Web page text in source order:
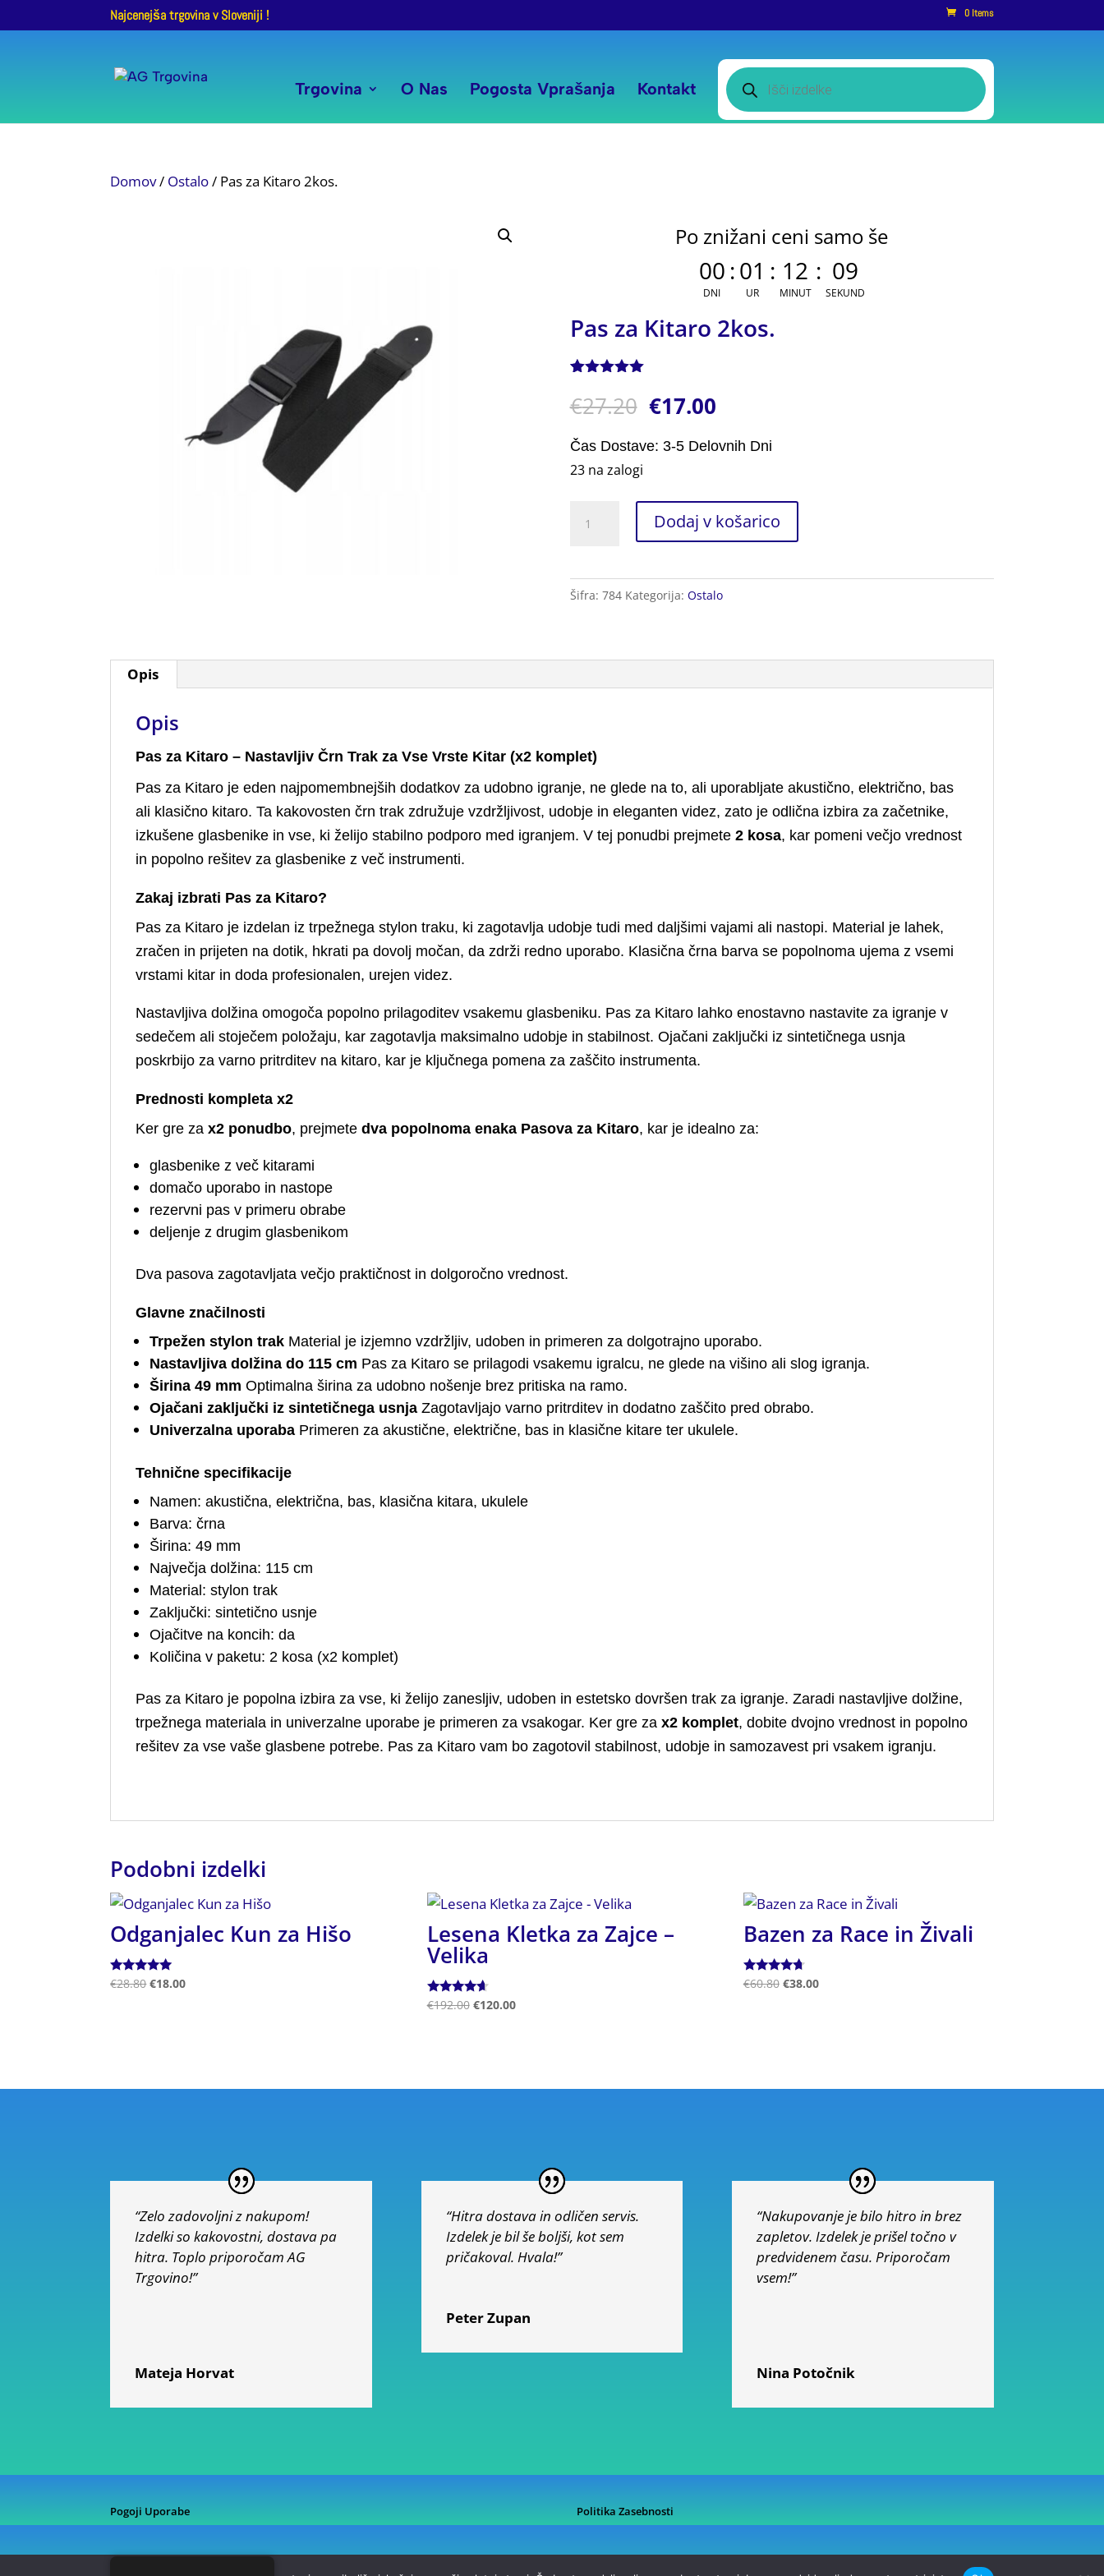
Najcenejša trgovina v Sloveniji ! 0 Items
Trgovina O Nas Pogosta Vprašanja Kontakt
Products
search
Domov/ Ostalo/ Pas za Kitaro 2kos.
Po znižani ceni samo še
00
DNI
:01
UR
: 12
MINUT
: 09
SEKUND
Pas za Kitaro 2kos.
5.00od 5
na podlagi
stranke
€27.20 €17.00
Čas Dostave: 3-5 Delovnih Dni
23 na zalogi
2kos.
količina
Dodaj v košarico
Šifra: 784 Kategorija: Ostalo
Opis
Opis
Pas za Kitaro – Nastavljiv Črn Trak za Vse Vrste Kitar (x2 komplet)
Pas za Kitaro je eden najpomembnejših dodatkov za udobno igranje, ne glede na to, ali uporabljate akustično, električno, bas
ali klasično kitaro. Ta kakovosten črn trak združuje vzdržljivost, udobje in eleganten videz, zato je odlična izbira za začetnike,
izkušene glasbenike in vse, ki želijo stabilno podporo med igranjem. V tej ponudbi prejmete2 kosa, kar pomeni večjo vrednost
in popolno rešitev za glasbenike z več instrumenti.
Zakaj izbrati Pas za Kitaro?
Pas za Kitaro je izdelan iz trpežnega stylon traku, ki zagotavlja udobje tudi med daljšimi vajami ali nastopi. Material je lahek,
zračen in prijeten na dotik, hkrati pa dovolj močan, da zdrži redno uporabo. Klasična črna barva se popolnoma ujema z vsemi
vrstami kitar in doda profesionalen, urejen videz.
Nastavljiva dolžina omogoča popolno prilagoditev vsakemu glasbeniku. Pas za Kitaro lahko enostavno nastavite za igranje v
sedečem ali stoječem položaju, kar zagotavlja maksimalno udobje in stabilnost. Ojačani zaključki iz sintetičnega usnja
poskrbijo za varno pritrditev na kitaro, kar je ključnega pomena za zaščito instrumenta.
Prednosti kompleta x2
Ker gre zax2 ponudbo, prejmetedva popolnoma enaka Pasova za Kitaro, kar je idealno za:
glasbenike z več kitarami
domačo uporabo in nastope
rezervni pas v primeru obrabe
deljenje z drugim glasbenikom
Dva pasova zagotavljata večjo praktičnost in dolgoročno vrednost.
Glavne značilnosti
Trpežen stylon trak Material je izjemno vzdržljiv, udoben in primeren za dolgotrajno uporabo.
Nastavljiva dolžina do 115 cm Pas za Kitaro se prilagodi vsakemu igralcu, ne glede na višino ali slog igranja.
Širina 49 mm Optimalna širina za udobno nošenje brez pritiska na ramo.
Ojačani zaključki iz sintetičnega usnja Zagotavljajo varno pritrditev in dodatno zaščito pred obrabo.
Univerzalna uporaba Primeren za akustične, električne, bas in klasične kitare ter ukulele.
Tehnične specifikacije
Namen: akustična, električna, bas, klasična kitara, ukulele
Barva: črna
Širina: 49 mm
Največja dolžina: 115 cm
Material: stylon trak
Zaključki: sintetično usnje
Ojačitve na koncih: da
Količina v paketu: 2 kosa (x2 komplet)
Pas za Kitaro je popolna izbira za vse, ki želijo zanesljiv, udoben in estetsko dovršen trak za igranje. Zaradi nastavljive dolžine,
trpežnega materiala in univerzalne uporabe je primeren za vsakogar. Ker gre zax2 komplet, dobite dvojno vrednost in popolno
rešitev za vse vaše glasbene potrebe. Pas za Kitaro vam bo zagotovil stabilnost, udobje in samozavest pri vsakem igranju.
Podobni izdelki
Odganjalec Kun za Hišo
Ocenjeno
€28.80 €18.00
Lesena Kletka za Zajce –
Velika
Ocenjeno
€192.00 €120.00
Bazen za Race in Živali
Ocenjeno
€60.80 €38.00
“Zelo zadovoljni z nakupom!
Izdelki so kakovostni, dostava pa
hitra. Toplo priporočam AG
Trgovino!”
Mateja Horvat
“Hitra dostava in odličen servis.
Izdelek je bil še boljši, kot sem
pričakoval. Hvala!”
Peter Zupan
“Nakupovanje je bilo hitro in brez
zapletov. Izdelek je prišel točno v
predvidenem času. Priporočam
vsem!”
Nina Potočnik
Pogoji Uporabe Politika Zasebnosti